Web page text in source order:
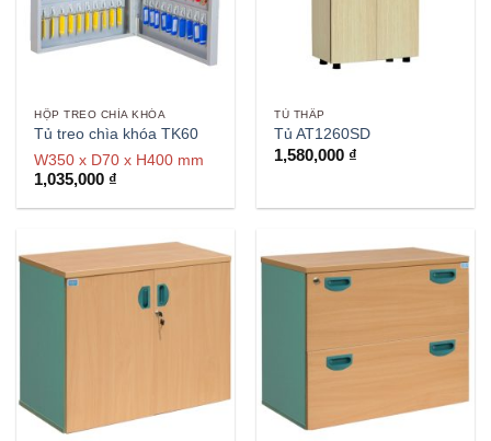
HỘP TREO CHÌA KHÓA
Tủ treo chìa khóa TK60
W350 x D70 x H400 mm
1,035,000 ₫
TỦ THẤP
Tủ AT1260SD
1,580,000 ₫